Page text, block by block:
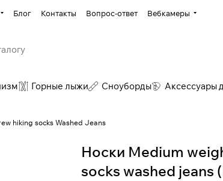
Блог Контакты Вопрос-ответ Вебкамеры
Горные лыжи Сноуборды Аксессуары
hiking socks Washed Jeans
Носки Medium
socks washed jeans